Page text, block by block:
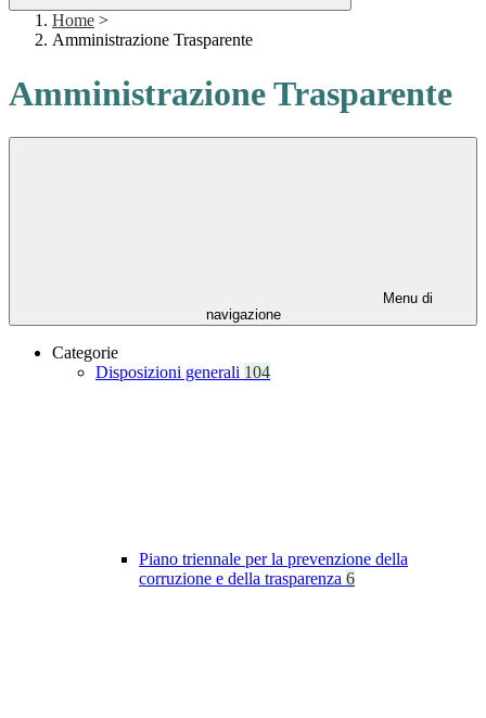
Home >
Amministrazione Trasparente
Amministrazione Trasparente
Menu di
navigazione
Categorie
Disposizioni generali 104
Piano triennale per la prevenzione della
corruzione e della trasparenza 6